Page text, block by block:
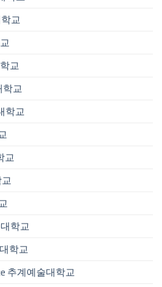
교
교
학교
학교
교
학교
학교
추계예술대학교